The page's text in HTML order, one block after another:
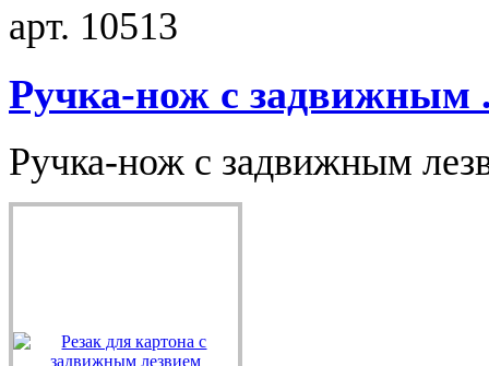
арт. 10513
Ручка-нож с задвижным
Ручка-нож с задвижным